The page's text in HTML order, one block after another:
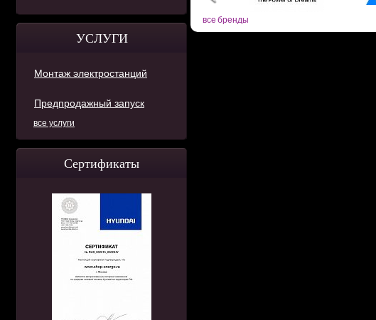
УСЛУГИ
Монтаж электростанций
Предпродажный запуск
все услуги
Сертификаты
все бренды